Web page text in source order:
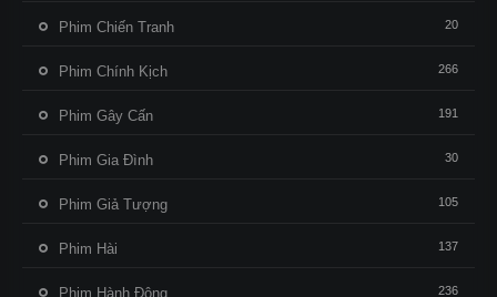
Phim Chiến Tranh 20
Phim Chính Kịch 266
Phim Gây Cấn 191
Phim Gia Đình 30
Phim Giả Tượng 105
Phim Hài 137
Phim Hành Động 236